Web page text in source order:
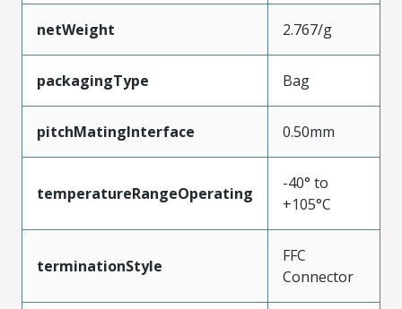
netWeight 2.767/g
packagingType Bag
pitchMatingInterface 0.50mm
temperatureRangeOperating
-40° to
+105°C
terminationStyle
FFC
Connector